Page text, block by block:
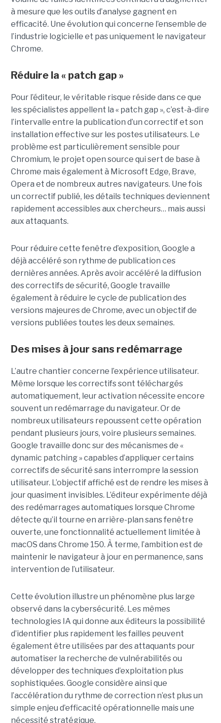
à mesure que les outils d’analyse gagnent en
efficacité. Une évolution qui concerne l’ensemble de
l’industrie logicielle et pas uniquement le navigateur
Chrome.
Réduire la « patch gap »
Pour l’éditeur, le véritable risque réside dans ce que
les spécialistes appellent la « patch gap », c’est-à-dire
l’intervalle entre la publication d’un correctif et son
installation effective sur les postes utilisateurs. Le
problème est particulièrement sensible pour
Chromium, le projet open source qui sert de base à
Chrome mais également à Microsoft Edge, Brave,
Opera et de nombreux autres navigateurs. Une fois
un correctif publié, les détails techniques deviennent
rapidement accessibles aux chercheurs… mais aussi
aux attaquants.
Pour réduire cette fenêtre d’exposition, Google a
déjà accéléré son rythme de publication ces
dernières années. Après avoir accéléré la diffusion
des correctifs de sécurité, Google travaille
également à réduire le cycle de publication des
versions majeures de Chrome, avec un objectif de
versions publiées toutes les deux semaines.
Des mises à jour sans redémarrage
L’autre chantier concerne l’expérience utilisateur.
Même lorsque les correctifs sont téléchargés
automatiquement, leur activation nécessite encore
souvent un redémarrage du navigateur. Or de
nombreux utilisateurs repoussent cette opération
pendant plusieurs jours, voire plusieurs semaines.
Google travaille donc sur des mécanismes de «
dynamic patching » capables d’appliquer certains
correctifs de sécurité sans interrompre la session
utilisateur. L’objectif affiché est de rendre les mises à
jour quasiment invisibles. L’éditeur expérimente déjà
des redémarrages automatiques lorsque Chrome
détecte qu’il tourne en arrière-plan sans fenêtre
ouverte, une fonctionnalité actuellement limitée à
macOS dans Chrome 150. À terme, l’ambition est de
maintenir le navigateur à jour en permanence, sans
intervention de l’utilisateur.
Cette évolution illustre un phénomène plus large
observé dans la cybersécurité. Les mêmes
technologies IA qui donne aux éditeurs la possibilité
d’identifier plus rapidement les failles peuvent
également être utilisées par des attaquants pour
automatiser la recherche de vulnérabilités ou
développer des techniques d’exploitation plus
sophistiquées. Google considère ainsi que
l’accélération du rythme de correction n’est plus un
simple enjeu d’efficacité opérationnelle mais une
nécessité stratégique.